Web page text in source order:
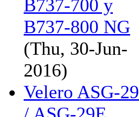
B737-700 y
B737-800 NG
(Thu, 30-Jun-
2016)
Velero ASG-29